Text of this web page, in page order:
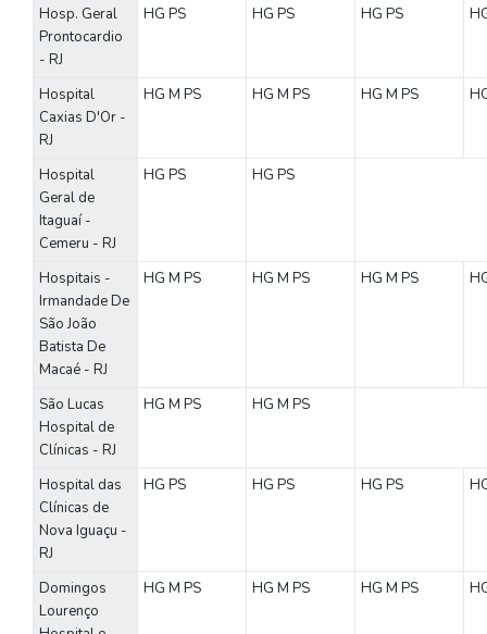
Hosp. Geral
Prontocardio
- RJ
HG PS HG PS HG PS
Hospital
Caxias D'Or -
RJ
HG M PS HG M PS HG M PS
Hospital
Geral de
Itaguaí -
Cemeru - RJ
HG PS HG PS
Hospitais -
Irmandade De
São João
Batista De
Macaé - RJ
HG M PS HG M PS HG M PS
São Lucas
Hospital de
Clínicas - RJ
HG M PS HG M PS
Hospital das
Clínicas de
Nova Iguaçu -
RJ
HG PS HG PS HG PS
Domingos
Lourenço
HG M PS HG M PS HG M PS